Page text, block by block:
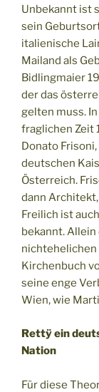
Unbekannt ist
sein
italienische
Mailand als
Bidlingmaier
der das
gelten muss.
fraglichen Zeit
Donato
deutschen
Österreich.
dann
Freilich ist
bekannt. Allein
nichtehelichen
Kirchenbuch
seine enge
Wien, wie
Rettÿ ein
Nation
Für diese